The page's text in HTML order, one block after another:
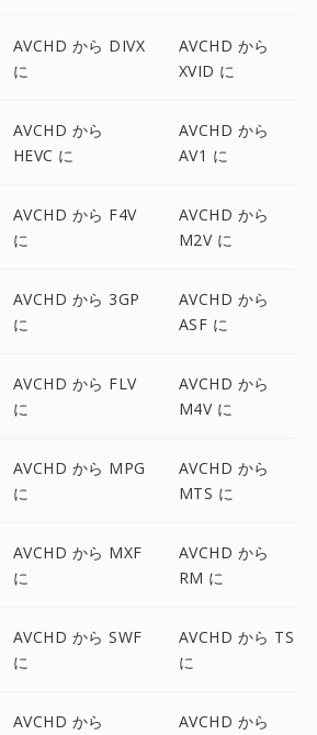
AVCHD から DIVX
に
AVCHD から
XVID に
AVCHD から
HEVC に
AVCHD から
AV1 に
AVCHD から F4V
に
AVCHD から
M2V に
AVCHD から 3GP
に
AVCHD から
ASF に
AVCHD から FLV
に
AVCHD から
M4V に
AVCHD から MPG
に
AVCHD から
MTS に
AVCHD から MXF
に
AVCHD から
RM に
AVCHD から SWF
に
AVCHD から TS
に
AVCHD から
AVCHD から